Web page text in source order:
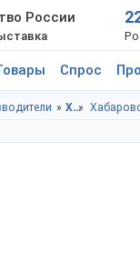
России
Спрос
Хабаровский край